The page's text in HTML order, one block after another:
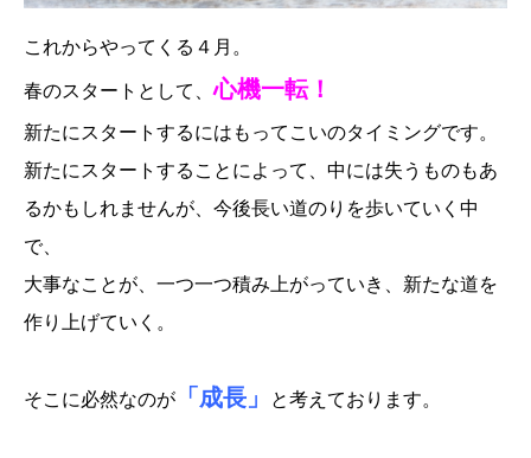
これからやってくる４月。
春のスタートとして、心機一転！
新たにスタートするにはもってこいのタイミングです。
新たにスタートすることによって、中には失うものもあ
るかもしれませんが、今後長い道のりを歩いていく中
で、
大事なことが、一つ一つ積み上がっていき、新たな道を
作り上げていく。
そこに必然なのが 「成長」 と考えております。